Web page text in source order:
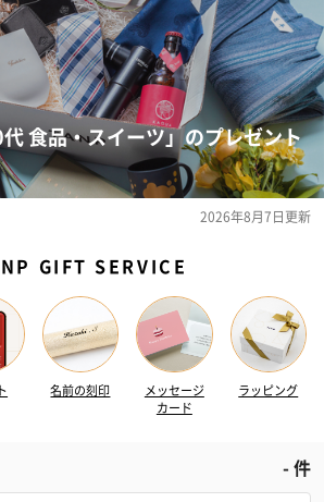
食品・スイーツ」のプレゼント
2026年8月7日更新
GIFT SERVICE
名前の刻印
メッセージ
カード
ラッピング
-件